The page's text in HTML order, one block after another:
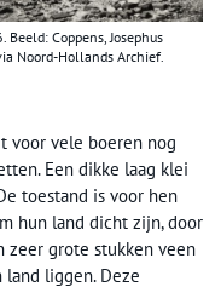
Coppens, Josephus
Noord-Hollands Archief.
voor vele boeren nog
Een dikke laag klei
toestand is voor hen
hun land dicht zijn, door
zeer grote stukken veen
liggen. Deze